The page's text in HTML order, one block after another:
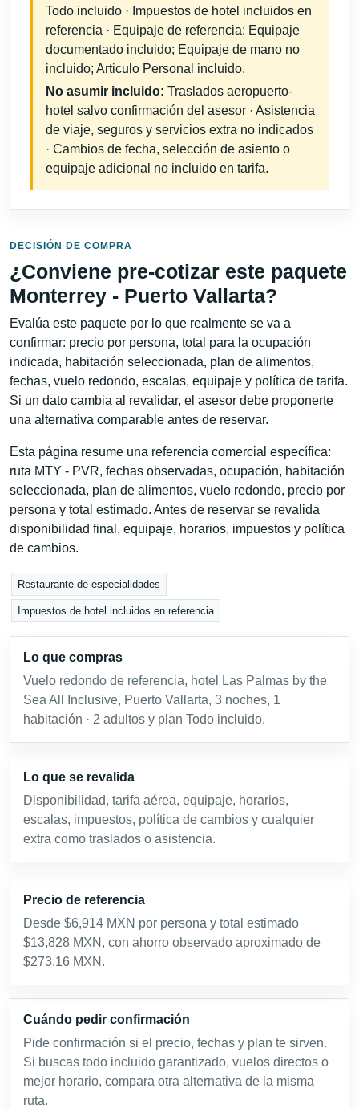
Todo incluido · Impuestos de hotel incluidos en
referencia · Equipaje de referencia: Equipaje
documentado incluido; Equipaje de mano no
incluido; Articulo Personal incluido.
No asumir incluido: Traslados aeropuerto-
hotel salvo confirmación del asesor · Asistencia
de viaje, seguros y servicios extra no indicados
· Cambios de fecha, selección de asiento o
equipaje adicional no incluido en tarifa.
DECISIÓN DE COMPRA
¿Conviene pre-cotizar este paquete
Monterrey - Puerto Vallarta?
Evalúa este paquete por lo que realmente se va a
confirmar: precio por persona, total para la ocupación
indicada, habitación seleccionada, plan de alimentos,
fechas, vuelo redondo, escalas, equipaje y política de tarifa.
Si un dato cambia al revalidar, el asesor debe proponerte
una alternativa comparable antes de reservar.
Esta página resume una referencia comercial específica:
ruta MTY - PVR, fechas observadas, ocupación, habitación
seleccionada, plan de alimentos, vuelo redondo, precio por
persona y total estimado. Antes de reservar se revalida
disponibilidad final, equipaje, horarios, impuestos y política
de cambios.
Restaurante de especialidades
Impuestos de hotel incluidos en referencia
Lo que compras
Vuelo redondo de referencia, hotel Las Palmas by the
Sea All Inclusive, Puerto Vallarta, 3 noches, 1
habitación · 2 adultos y plan Todo incluido.
Lo que se revalida
Disponibilidad, tarifa aérea, equipaje, horarios,
escalas, impuestos, política de cambios y cualquier
extra como traslados o asistencia.
Precio de referencia
Desde $6,914 MXN por persona y total estimado
$13,828 MXN, con ahorro observado aproximado de
$273.16 MXN.
Cuándo pedir confirmación
Pide confirmación si el precio, fechas y plan te sirven.
Si buscas todo incluido garantizado, vuelos directos o
mejor horario, compara otra alternativa de la misma
ruta.